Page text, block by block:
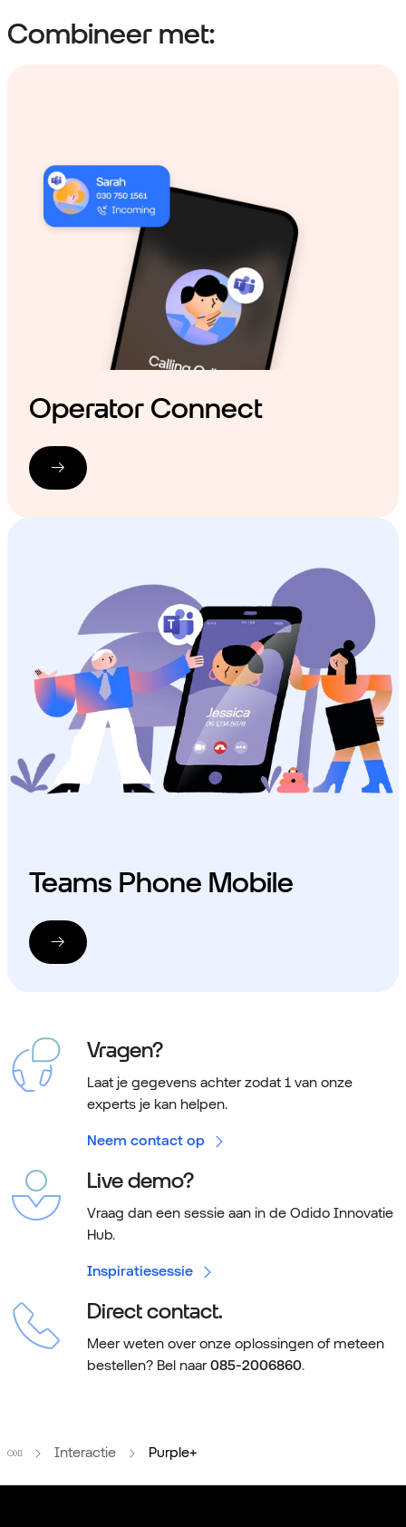
Combineer met:
Operator Connect
Teams Phone Mobile
Vragen?
Laat je gegevens achter zodat 1 van onze
experts je kan helpen.
Neem contact op
Live demo?
Vraag dan een sessie aan in de Odido Innovatie
Hub.
Inspiratiesessie
Direct contact.
Meer weten over onze oplossingen of meteen
bestellen? Bel naar085-2006860.
HomeInteractie Purple+